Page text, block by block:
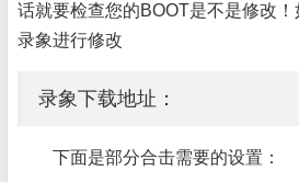
话就要检查您的BOOT是不是修改
录象进行修改
录象下载地址：
下面是部分合击需要的设置：